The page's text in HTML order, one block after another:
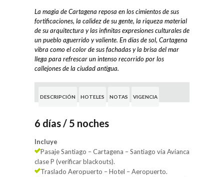
La magia de Cartagena reposa en los cimientos de sus
fortificaciones, la calidez de su gente, la riqueza material
de su arquitectura y las infinitas expresiones culturales de
un pueblo aguerrido y valiente. En días de sol, Cartagena
vibra como el color de sus fachadas y la brisa del mar
llega para refrescar un intenso recorrido por los
callejones de la ciudad antigua.
DESCRIPCIÓN HOTELES NOTAS VIGENCIA
6 días / 5 noches
Incluye
Pasaje Santiago – Cartagena – Santiago vía Avianca
clase P (verificar blackouts).
Traslado Aeropuerto – Hotel – Aeropuerto.